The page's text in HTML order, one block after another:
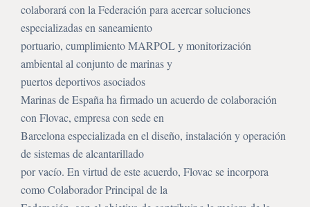
colaborará con la Federación para acercar soluciones
especializadas en saneamiento
portuario, cumplimiento MARPOL y monitorización
ambiental al conjunto de marinas y
puertos deportivos asociados
Marinas de España ha firmado un acuerdo de colaboración
con Flovac, empresa con sede en
Barcelona especializada en el diseño, instalación y operación
de sistemas de alcantarillado
por vacío. En virtud de este acuerdo, Flovac se incorpora
como Colaborador Principal de la